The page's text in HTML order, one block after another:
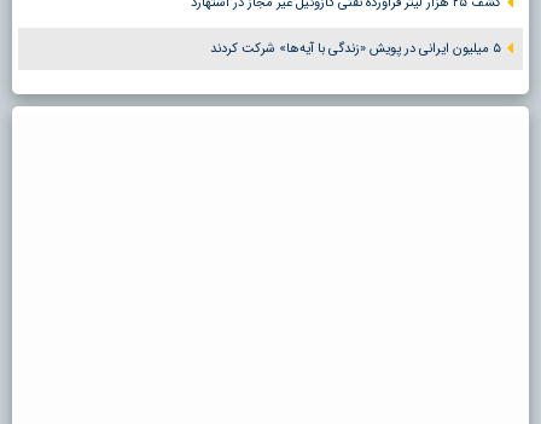
۵ میلیون ایرانی در پویش «زندگی با آیه‌ها» شرکت کردند